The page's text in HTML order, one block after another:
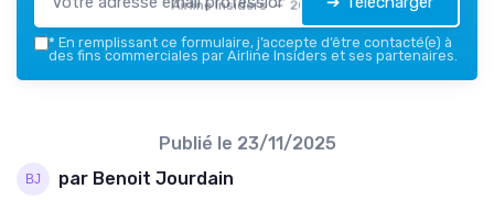
Airline Insiders — 2026
* En remplissant ce formulaire, j’accepte d’être contacté(e) à
des fins commerciales par Airline Insiders et ses partenaires.
Publié le 23/11/2025
par Benoit Jourdain